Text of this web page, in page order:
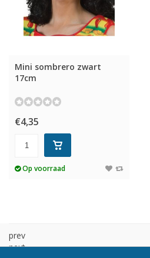
Mini sombrero zwart
17cm
€4,35
Op voorraad
prev
next